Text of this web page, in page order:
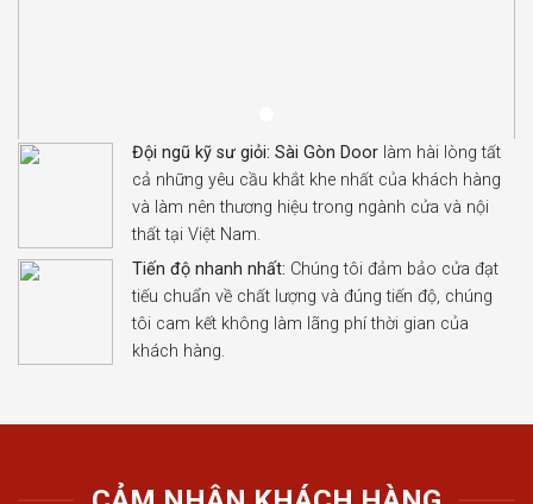
Đội ngũ kỹ sư giỏi: Sài Gòn Door làm hài lòng tất
cả những yêu cầu khắt khe nhất của khách hàng
và làm nên thương hiệu trong ngành cửa và nội
thất tại Việt Nam.
Tiến độ nhanh nhất: Chúng tôi đảm bảo cửa đạt
tiếu chuẩn về chất lượng và đúng tiến độ, chúng
tôi cam kết không làm lãng phí thời gian của
khách hàng.